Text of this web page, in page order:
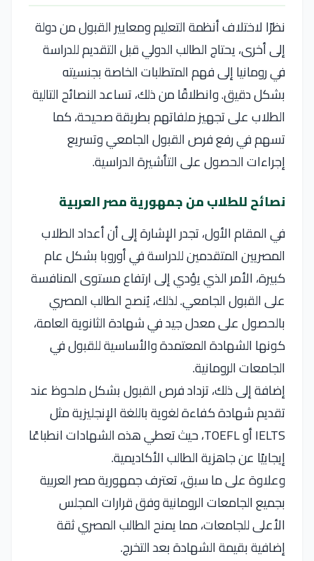
نظرًا لاختلاف أنظمة التعليم ومعايير القبول من دولة
إلى أخرى، يحتاج الطالب الدولي قبل التقديم للدراسة
في رومانيا إلى فهم المتطلبات الخاصة بجنسيته
بشكل دقيق. وانطلاقًا من ذلك، تساعد النصائح التالية
الطلاب على تجهيز ملفاتهم بطريقة صحيحة، كما
تسهم في رفع فرص القبول الجامعي وتسريع
إجراءات الحصول على التأشيرة الدراسية.
نصائح للطلاب من جمهورية مصر العربية
في المقام الأول، تجدر الإشارة إلى أن أعداد الطلاب
المصريين المتقدمين للدراسة في أوروبا بشكل عام
كبيرة، الأمر الذي يؤدي إلى ارتفاع مستوى المنافسة
على القبول الجامعي. لذلك، يُنصح الطالب المصري
بالحصول على معدل جيد في شهادة الثانوية العامة،
كونها الشهادة المعتمدة والأساسية للقبول في
الجامعات الرومانية.
إضافة إلى ذلك، تزداد فرص القبول بشكل ملحوظ عند
تقديم شهادة كفاءة لغوية باللغة الإنجليزية مثل
IELTS أو TOEFL، حيث تعطي هذه الشهادات انطباعًا
إيجابيًا عن جاهزية الطالب الأكاديمية.
وعلاوة على ما سبق، تعترف جمهورية مصر العربية
بجميع الجامعات الرومانية وفق قرارات المجلس
الأعلى للجامعات، مما يمنح الطالب المصري ثقة
إضافية بقيمة الشهادة بعد التخرج.